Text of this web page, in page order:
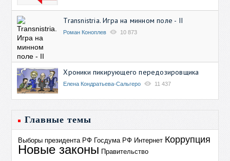
Transnistria. Игра на минном поле - II
Роман Коноплев 10 873
Хроники пикирующего передозировщика
Елена Кондратьева-Сальгеро 11 437
Главные темы
Выборы президента РФ Госдума РФ Интернет Коррупция
Новые законы Правительство